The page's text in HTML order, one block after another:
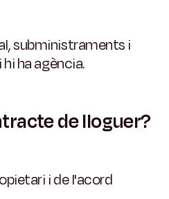
subministraments i
ha agència.
de lloguer?
i de l'acord